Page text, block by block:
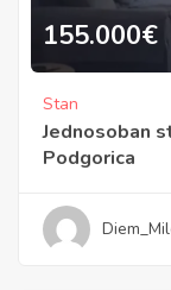
155.000€
Stan
Jednosoban
Podgorica